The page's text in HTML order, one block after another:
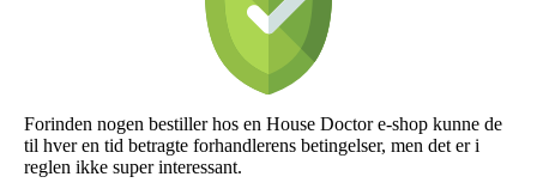
Forinden nogen bestiller hos en House Doctor e-shop kunne de
til hver en tid betragte forhandlerens betingelser, men det er i
reglen ikke super interessant.